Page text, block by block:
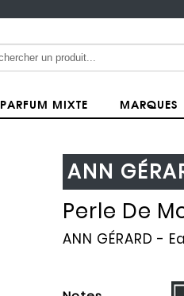
PARFUM MIXTE MARQUES
ANN
Perle De
ANN GÉRARD -